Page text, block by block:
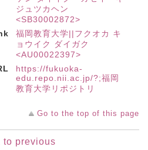
ジュツカヘン
<SB30002872>
福岡教育大学||フクオカ キ
ョウイク ダイガク
<AU00022397>
https://fukuoka-
edu.repo.nii.ac.jp/?;福岡
教育大学リポジトリ
Go to the top of this page
to previous